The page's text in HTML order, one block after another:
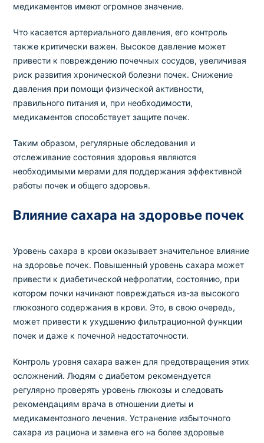
медикаментов имеют огромное значение.
Что касается артериального давления, его контроль
также критически важен. Высокое давление может
привести к повреждению почечных сосудов, увеличивая
риск развития хронической болезни почек. Снижение
давления при помощи физической активности,
правильного питания и, при необходимости,
медикаментов способствует защите почек.
Таким образом, регулярные обследования и
отслеживание состояния здоровья являются
необходимыми мерами для поддержания эффективной
работы почек и общего здоровья.
Влияние сахара на здоровье почек
Уровень сахара в крови оказывает значительное влияние
на здоровье почек. Повышенный уровень сахара может
привести к диабетической нефропатии, состоянию, при
котором почки начинают повреждаться из-за высокого
глюкозного содержания в крови. Это, в свою очередь,
может привести к ухудшению фильтрационной функции
почек и даже к почечной недостаточности.
Контроль уровня сахара важен для предотвращения этих
осложнений. Людям с диабетом рекомендуется
регулярно проверять уровень глюкозы и следовать
рекомендациям врача в отношении диеты и
медикаментозного лечения. Устранение избыточного
сахара из рациона и замена его на более здоровые